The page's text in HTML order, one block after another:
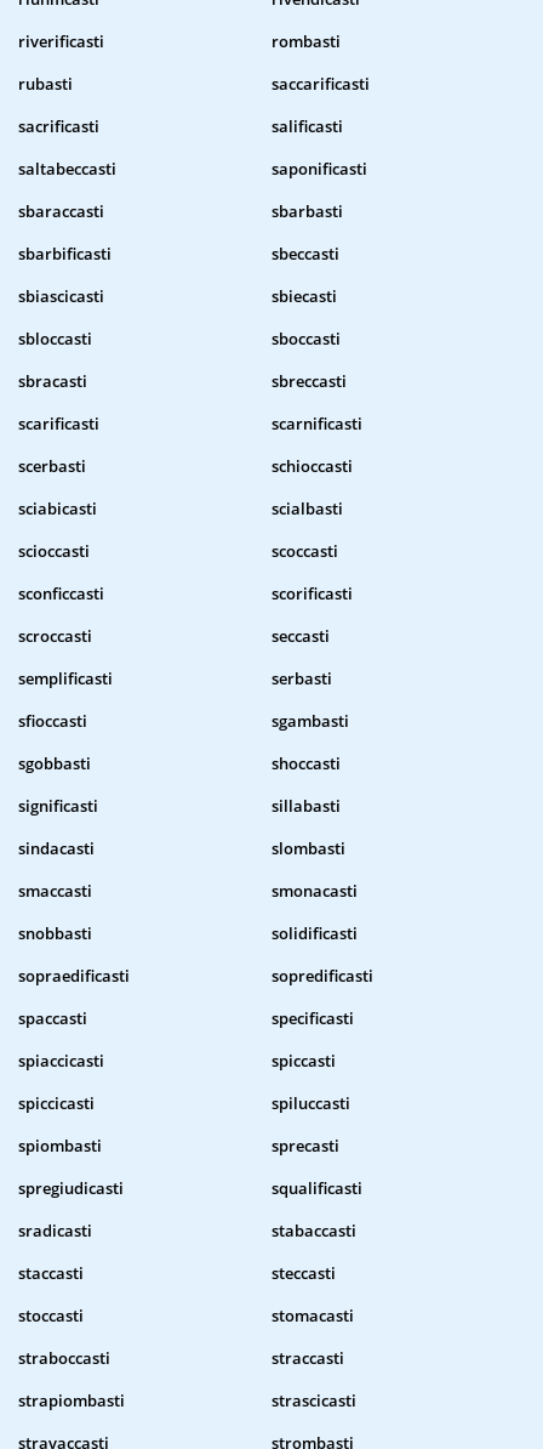
riverificasti
rombasti
rubasti
saccarificasti
sacrificasti
salificasti
saltabeccasti
saponificasti
sbaraccasti
sbarbasti
sbarbificasti
sbeccasti
sbiascicasti
sbiecasti
sbloccasti
sboccasti
sbracasti
sbreccasti
scarificasti
scarnificasti
scerbasti
schioccasti
sciabicasti
scialbasti
scioccasti
scoccasti
sconficcasti
scorificasti
scroccasti
seccasti
semplificasti
serbasti
sfioccasti
sgambasti
sgobbasti
shoccasti
significasti
sillabasti
sindacasti
slombasti
smaccasti
smonacasti
snobbasti
solidificasti
sopraedificasti
sopredificasti
spaccasti
specificasti
spiaccicasti
spiccasti
spiccicasti
spiluccasti
spiombasti
sprecasti
spregiudicasti
squalificasti
sradicasti
stabaccasti
staccasti
steccasti
stoccasti
stomacasti
straboccasti
straccasti
strapiombasti
strascicasti
stravaccasti
strombasti